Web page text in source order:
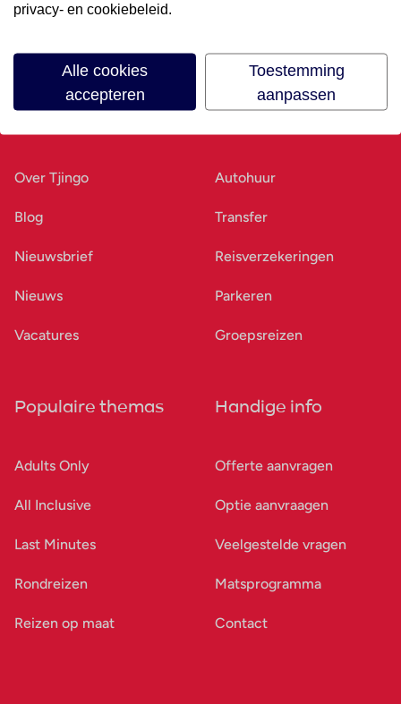
Over Tjingo
Blog
Nieuwsbrief
Nieuws
Vacatures
Autohuur
Transfer
Reisverzekeringen
Parkeren
Groepsreizen
Populaire themas
Adults Only
All Inclusive
Last Minutes
Rondreizen
Reizen op maat
Handige info
Offerte aanvragen
Optie aanvraagen
Veelgestelde vragen
Matsprogramma
Contact
privacy- en cookiebeleid.
Alle cookies
accepteren
Toestemming
aanpassen